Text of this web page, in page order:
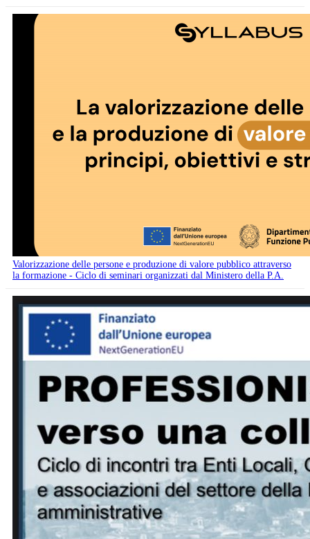
Valorizzazione delle persone e produzione di valore pubblico attraverso
la formazione - Ciclo di seminari organizzati dal Ministero della P.A.